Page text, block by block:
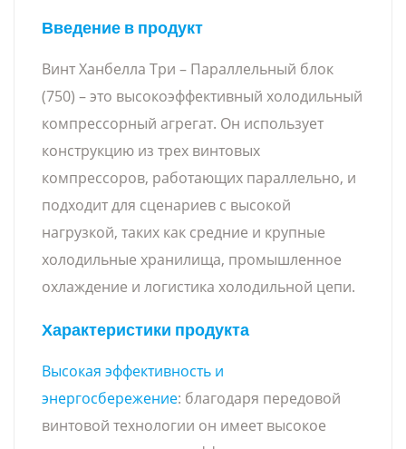
Введение в продукт
Винт Ханбелла Три – Параллельный блок
(750) – это высокоэффективный холодильный
компрессорный агрегат. Он использует
конструкцию из трех винтовых
компрессоров, работающих параллельно, и
подходит для сценариев с высокой
нагрузкой, таких как средние и крупные
холодильные хранилища, промышленное
охлаждение и логистика холодильной цепи.
Характеристики продукта
Высокая эффективность и
энергосбережение: благодаря передовой
винтовой технологии он имеет высокое